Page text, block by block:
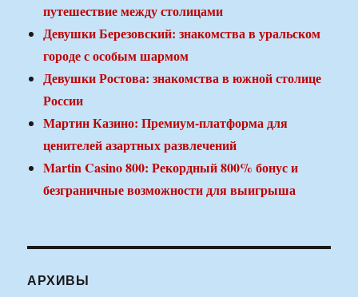
путешествие между столицами
Девушки Березовский: знакомства в уральском
городе с особым шармом
Девушки Ростова: знакомства в южной столице
России
Мартин Казино: Премиум-платформа для
ценителей азартных развлечений
Martin Casino 800: Рекордный 800% бонус и
безграничные возможности для выигрыша
АРХИВЫ